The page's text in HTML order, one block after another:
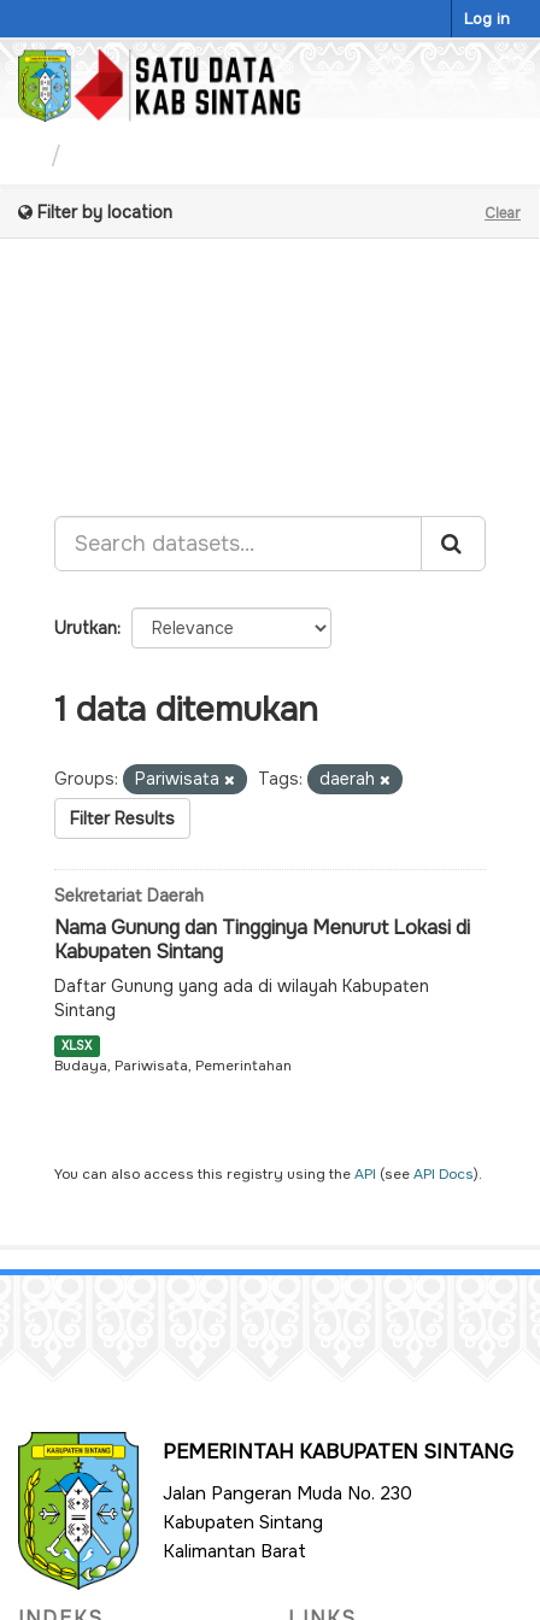
to
content
Log in
Filter by location Clear
Urutkan
1 data ditemukan
Groups: Pariwisata Tags:
daerah
Filter Results
Sekretariat Daerah
Nama Gunung dan Tingginya Menurut Lokasi di
Kabupaten Sintang
Daftar Gunung yang ada di wilayah Kabupaten
Sintang
XLSX
Budaya, Pariwisata, Pemerintahan
You can also access this registry using theAPI (seeAPI Docs).
PEMERINTAH KABUPATEN SINTANG
Jalan Pangeran Muda No. 230
Kabupaten Sintang
Kalimantan Barat